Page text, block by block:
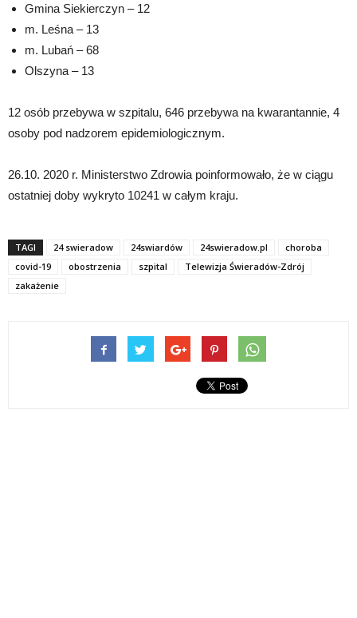
Gmina Siekierczyn – 12
m. Leśna – 13
m. Lubań – 68
Olszyna – 13
12 osób przebywa w szpitalu, 646 przebywa na kwarantannie, 4
osoby pod nadzorem epidemiologicznym.
26.10. 2020 r. Ministerstwo Zdrowia poinformowało, że w ciągu
ostatniej doby wykryto 10241 w całym kraju.
TAGI 24 swieradow 24swiardów 24swieradow.pl
choroba
covid-19
obostrzenia szpital
Telewizja Świeradów-Zdrój
zakażenie